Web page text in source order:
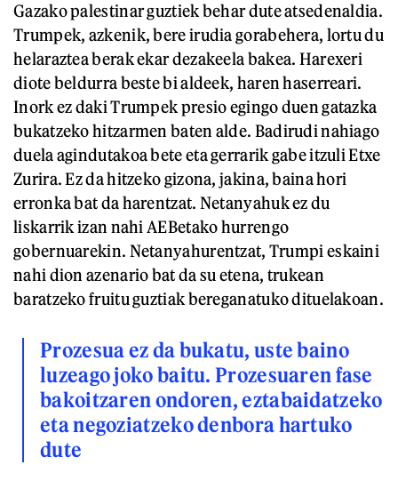
Gazako palestinar guztiek behar dute atsedenaldia.
Trumpek, azkenik, bere irudia gorabehera, lortu du
helaraztea berak ekar dezakeela bakea. Harexeri
diote beldurra beste bi aldeek, haren haserreari.
Inork ez daki Trumpek presio egingo duen gatazka
bukatzeko hitzarmen baten alde. Badirudi nahiago
duela agindutakoa bete eta gerrarik gabe itzuli Etxe
Zurira. Ez da hitzeko gizona, jakina, baina hori
erronka bat da harentzat. Netanyahuk ez du
liskarrik izan nahi AEBetako hurrengo
gobernuarekin. Netanyahurentzat, Trumpi eskaini
nahi dion azenario bat da su etena, trukean
baratzeko fruitu guztiak bereganatuko dituelakoan.
Prozesua ez da bukatu, uste baino
luzeago joko baitu. Prozesuaren fase
bakoitzaren ondoren, eztabaidatzeko
eta negoziatzeko denbora hartuko
dute